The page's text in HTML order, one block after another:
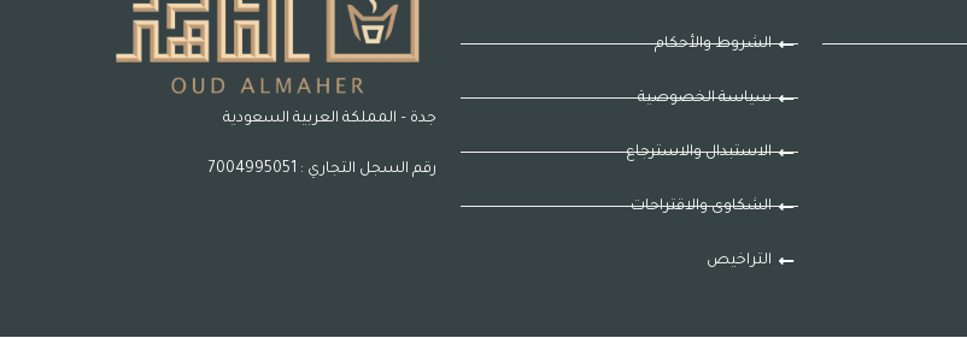
الشروط والأحكام
سياسة الخصوصية
الاستبدال والاسترجاع
الشكاوى والاقتراحات
التراخيص
جدة – المملكة العربية السعودية
رقم السجل التجاري : 7004995051